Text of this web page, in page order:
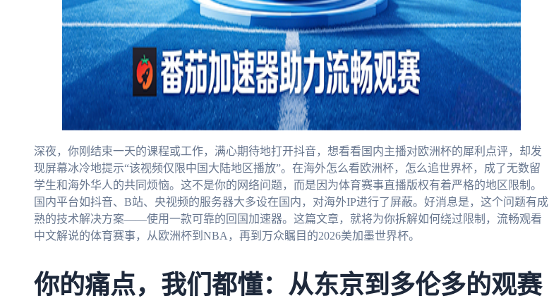
深夜，你刚结束一天的课程或工作，满心期待地打开抖音，想看看国内主播对欧洲杯的犀利点评，却发
现屏幕冰冷地提示“该视频仅限中国大陆地区播放”。在海外怎么看欧洲杯，怎么追世界杯，成了无数留
学生和海外华人的共同烦恼。这不是你的网络问题，而是因为体育赛事直播版权有着严格的地区限制。
国内平台如抖音、B站、央视频的服务器大多设在国内，对海外IP进行了屏蔽。好消息是，这个问题有成
熟的技术解决方案——使用一款可靠的回国加速器。这篇文章，就将为你拆解如何绕过限制，流畅观看
中文解说的体育赛事，从欧洲杯到NBA，再到万众瞩目的2026美加墨世界杯。
你的痛点，我们都懂：从东京到多伦多的观赛